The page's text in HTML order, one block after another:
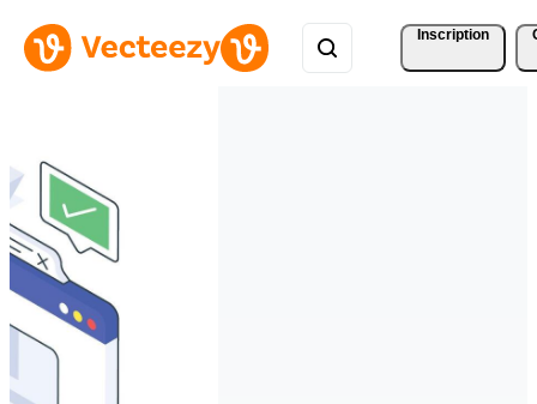
Inscription